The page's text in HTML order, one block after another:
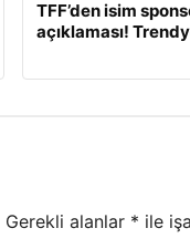
TFF’den isim
açıklaması!
Gerekli alanlar * ile